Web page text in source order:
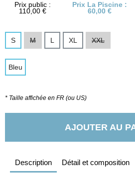
Prix public :
110,00 €
Prix La Piscine :
60,00 €
S M L XL XXL
Bleu
* Taille affichée en FR (ou US)
AJOUTER AU
Description Détail et composition